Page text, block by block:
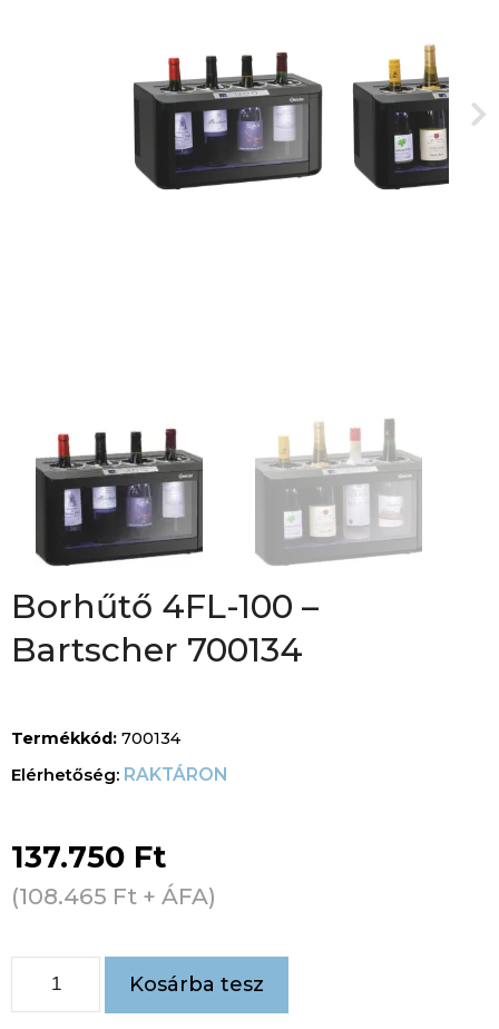
Borhűtő 4FL-100 –
Bartscher 700134
Termékkód: 700134
RAKTÁRON
137.750 Ft
(108.465 Ft + ÁFA)
Kosárba tesz